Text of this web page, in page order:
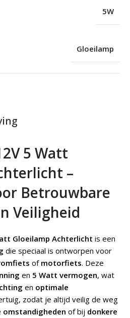
5 Watt
–
Betrouwbare
Veiligheid
Gloeilamp Achterlicht is een
die speciaal is ontworpen voor
of motorfiets. Deze
en 5 Watt vermogen, wat
en optimale
zodat je altijd veilig de weg
omstandigheden of bij donkere
5W
Gloeilamp